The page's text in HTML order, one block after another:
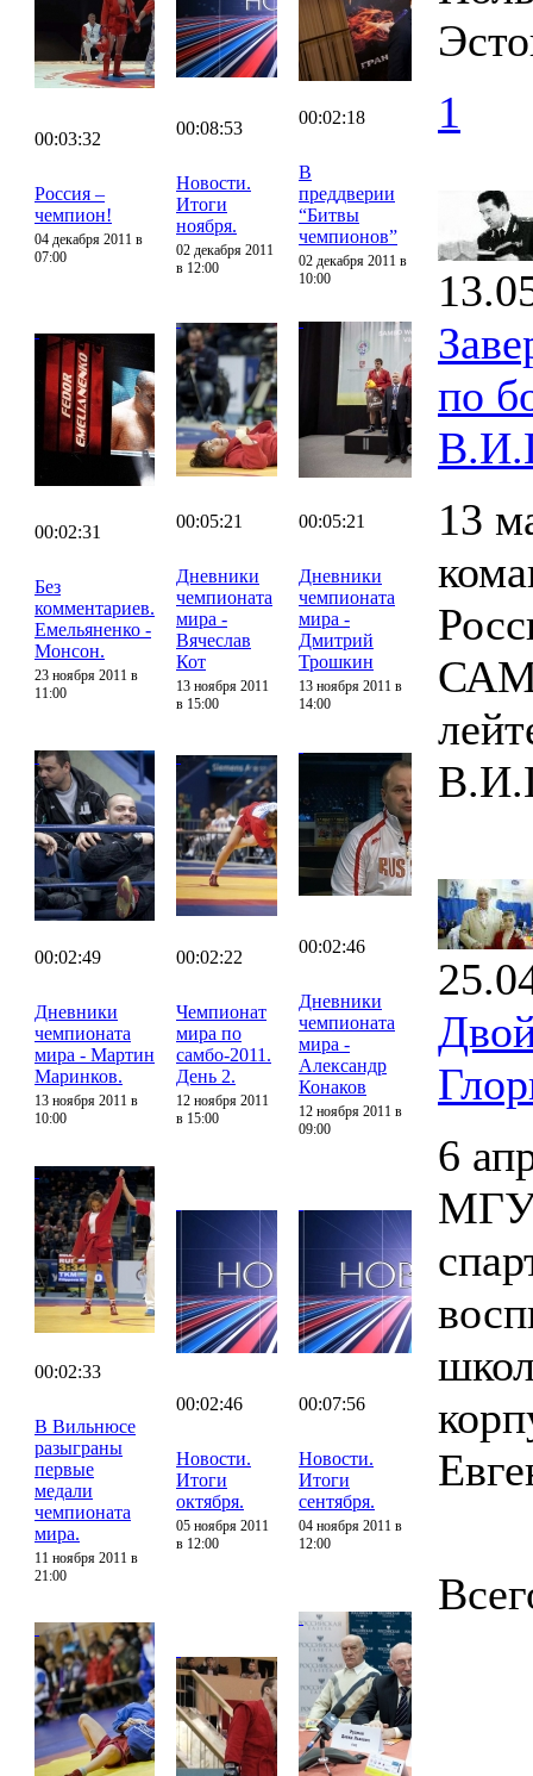
00:03:32
Россия –
чемпион!
04 декабря 2011 в
07:00
00:08:53
Новости.
Итоги
ноября.
02 декабря 2011
в 12:00
00:02:18
В
преддверии
“Битвы
чемпионов”
02 декабря 2011 в
10:00
00:02:31
Без
комментариев.
Емельяненко -
Монсон.
23 ноября 2011 в
11:00
00:05:21
Дневники
чемпионата
мира -
Вячеслав
Кот
13 ноября 2011
в 15:00
00:05:21
Дневники
чемпионата
мира -
Дмитрий
Трошкин
13 ноября 2011 в
14:00
00:02:49
Дневники
чемпионата
мира - Мартин
Маринков.
13 ноября 2011 в
10:00
00:02:22
Чемпионат
мира по
самбо-2011.
День 2.
12 ноября 2011
в 15:00
00:02:46
Дневники
чемпионата
мира -
Александр
Конаков
12 ноября 2011 в
09:00
00:02:33
В Вильнюсе
разыграны
первые
медали
чемпионата
мира.
11 ноября 2011 в
21:00
00:02:46
Новости.
Итоги
октября.
05 ноября 2011
в 12:00
00:07:56
Новости.
Итоги
сентября.
04 ноября 2011 в
12:00
1
по
13
6